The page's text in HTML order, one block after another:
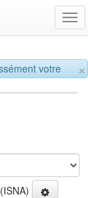
×
votre